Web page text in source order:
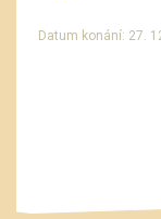
Datum konání: 27.